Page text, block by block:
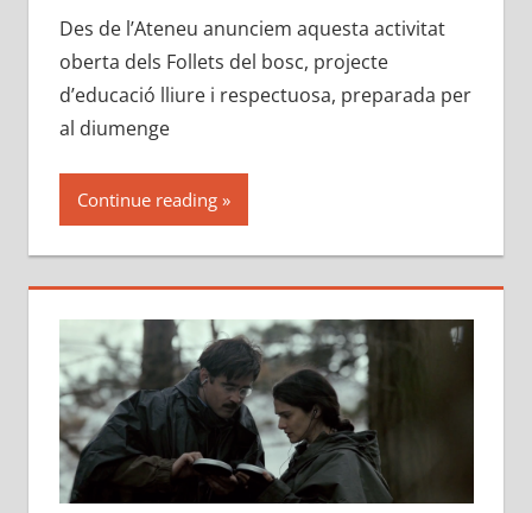
Des de l’Ateneu anunciem aquesta activitat
oberta dels Follets del bosc, projecte
d’educació lliure i respectuosa, preparada per
al diumenge
Continue reading